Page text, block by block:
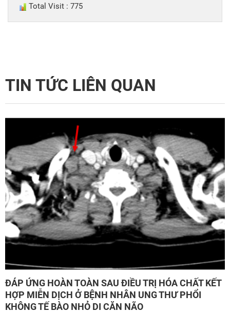
Total Visit : 775
TIN TỨC LIÊN QUAN
ĐÁP ỨNG HOÀN TOÀN SAU ĐIỀU TRỊ HÓA CHẤT KẾT
HỢP MIỄN DỊCH Ở BỆNH NHÂN UNG THƯ PHỔI
KHÔNG TẾ BÀO NHỎ DI CĂN NÃO